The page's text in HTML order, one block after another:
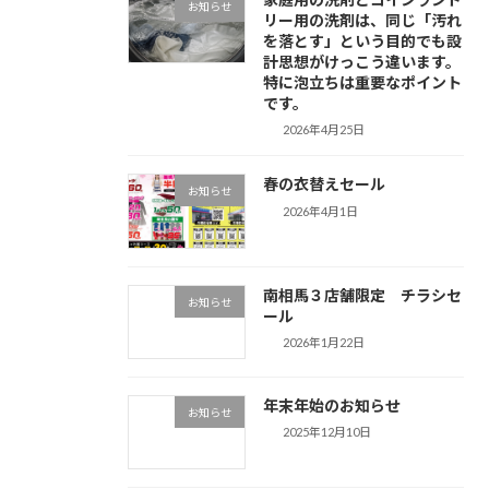
お知らせ
リー用の洗剤は、同じ「汚れ
を落とす」という目的でも設
計思想がけっこう違います。
特に泡立ちは重要なポイント
です。
2026年4月25日
お知らせ 春の衣替えセール
2026年4月1日
お知らせ
南相馬３店舗限定 チラシセ
ール
2026年1月22日
お知らせ 年末年始のお知らせ
2025年12月10日